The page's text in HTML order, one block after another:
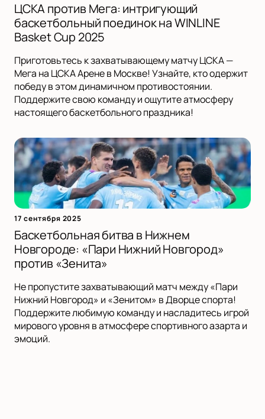
ЦСКА против Мега: интригующий
баскетбольный поединок на WINLINE
Basket Cup 2025
Приготовьтесь к захватывающему матчу ЦСКА —
Мега на ЦСКА Арене в Москве! Узнайте, кто одержит
победу в этом динамичном противостоянии.
Поддержите свою команду и ощутите атмосферу
настоящего баскетбольного праздника!
17 сентября 2025
Баскетбольная битва в Нижнем
Новгороде: «Пари Нижний Новгород»
против «Зенита»
Не пропустите захватывающий матч между «Пари
Нижний Новгород» и «Зенитом» в Дворце спорта!
Поддержите любимую команду и насладитесь игрой
мирового уровня в атмосфере спортивного азарта и
эмоций.